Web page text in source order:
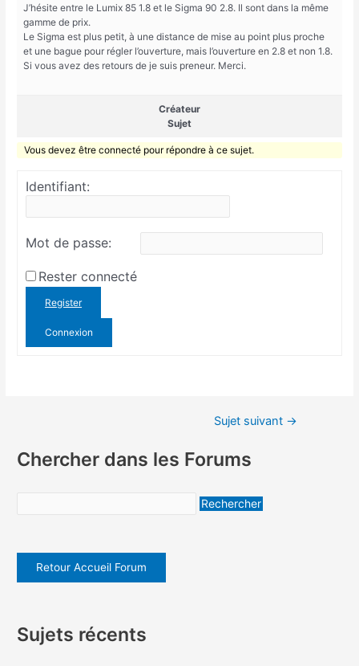
J’hésite entre le Lumix 85 1.8 et le Sigma 90 2.8. Il sont dans la même
gamme de prix.
Le Sigma est plus petit, à une distance de mise au point plus proche
et une bague pour régler l’ouverture, mais l’ouverture en 2.8 et non 1.8.
Si vous avez des retours de je suis preneur. Merci.
Créateur
Sujet
Vous devez être connecté pour répondre à ce sujet.
Identifiant:
Mot de passe:
Rester connecté
Register
Connexion
Sujet suivant →
Chercher dans les Forums
Retour Accueil Forum
Sujets récents